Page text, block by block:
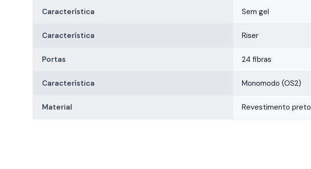
Característica Sem gel
Característica Riser
Portas 24 fibras
Característica Monomodo (OS2)
Material Revestimento preto